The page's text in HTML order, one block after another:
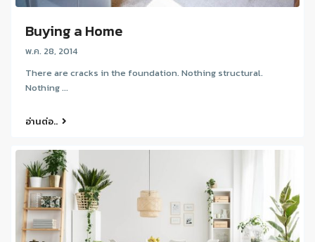
Buying a Home
พ.ค. 28, 2014
There are cracks in the foundation. Nothing structural.
Nothing ...
อ่านต่อ..